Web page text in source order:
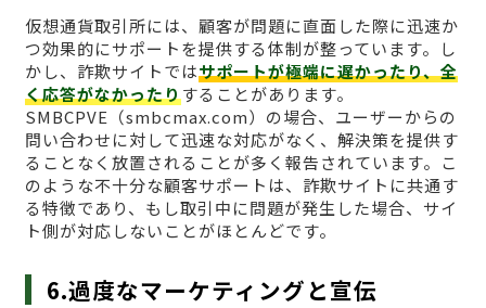
仮想通貨取引所には、顧客が問題に直面した際に迅速か
つ効果的にサポートを提供する体制が整っています。し
かし、詐欺サイトではサポートが極端に遅かったり、全
く応答がなかったりすることがあります。
SMBCPVE（smbcmax.com）の場合、ユーザーからの
問い合わせに対して迅速な対応がなく、解決策を提供す
ることなく放置されることが多く報告されています。こ
のような不十分な顧客サポートは、詐欺サイトに共通す
る特徴であり、もし取引中に問題が発生した場合、サイ
ト側が対応しないことがほとんどです。
6.過度なマーケティングと宣伝